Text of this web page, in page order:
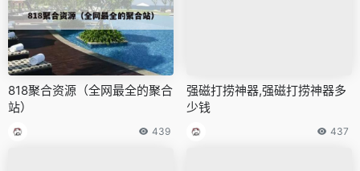
818聚合资源（全网最全的聚合
站）
439
强磁打捞神器,强磁打捞神器多
少钱
437